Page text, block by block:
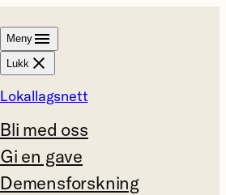
Meny
Lukk
Lokallagsnett
Bli med oss
Gi en gave
Demensforskning